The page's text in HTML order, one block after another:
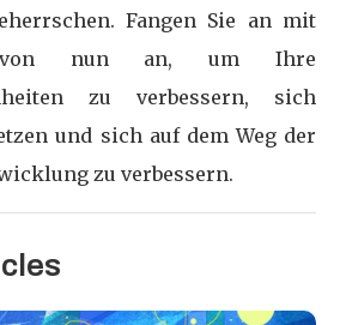
Fangen Sie an mit
nun an, um Ihre
zu verbessern, sich
und sich auf dem Weg der
zu verbessern.